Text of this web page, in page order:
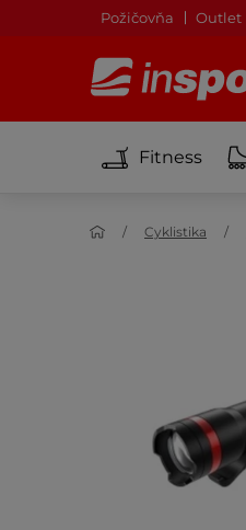
Požičovňa Outlet
Fitness
Cyklistika